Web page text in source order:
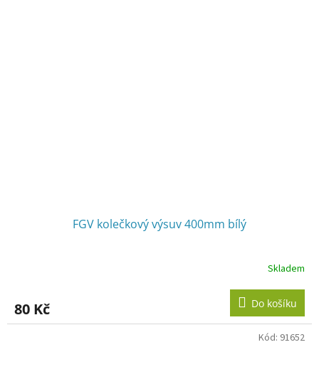
FGV kolečkový výsuv 400mm bílý
Skladem
80 Kč Do košíku
Kód: 91652